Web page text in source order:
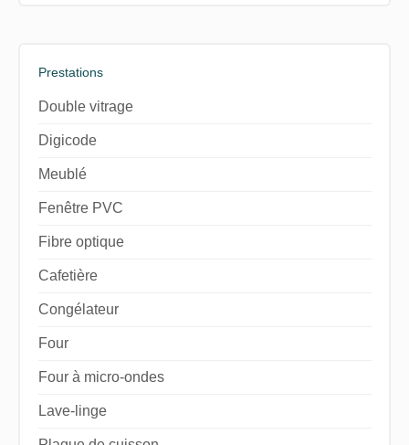
Prestations
Double vitrage
Digicode
Meublé
Fenêtre PVC
Fibre optique
Cafetière
Congélateur
Four
Four à micro-ondes
Lave-linge